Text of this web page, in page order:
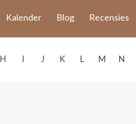
Kalender Blog Recensies
H I J K L M N